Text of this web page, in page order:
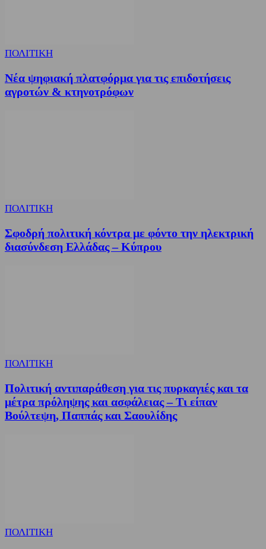
ΠΟΛΙΤΙΚΗ
Νέα ψηφιακή πλατφόρμα για τις επιδοτήσεις
αγροτών & κτηνοτρόφων
ΠΟΛΙΤΙΚΗ
Σφοδρή πολιτική κόντρα με φόντο την ηλεκτρική
διασύνδεση Ελλάδας – Κύπρου
ΠΟΛΙΤΙΚΗ
Πολιτική αντιπαράθεση για τις πυρκαγιές και τα
μέτρα πρόληψης και ασφάλειας – Τι είπαν
Βούλτεψη, Παππάς και Σαουλίδης
ΠΟΛΙΤΙΚΗ